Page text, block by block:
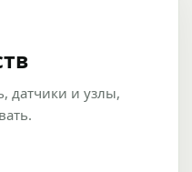
датчики и узлы,